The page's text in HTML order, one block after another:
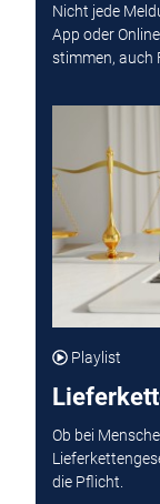
Nicht jede
App oder
stimmen, auch
Playlist
Ob bei
die Pflicht.